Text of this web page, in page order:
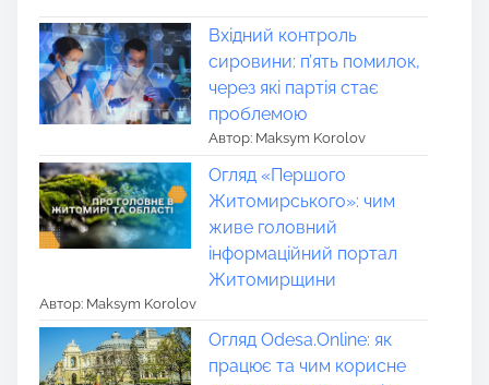
Вхідний контроль
сировини: п’ять помилок,
через які партія стає
проблемою
Автор: Maksym Korolov
Огляд «Першого
Житомирського»: чим
живе головний
інформаційний портал
Житомирщини
Автор: Maksym Korolov
Огляд Odesa.Online: як
працює та чим корисне